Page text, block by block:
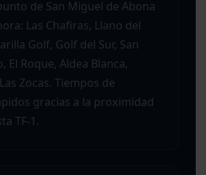
de San Miguel de Abona
Las Chafiras, Llano del
Golf, Golf del Sur, San
El Roque, Aldea Blanca,
Zocas. Tiempos de
gracias a la proximidad
TF-1.